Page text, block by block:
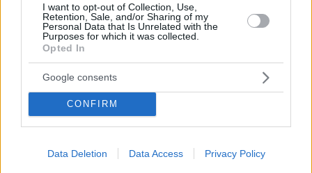
I want to opt-out of Collection, Use,
Retention, Sale, and/or Sharing of my
Personal Data that Is Unrelated with the
Purposes for which it was collected.
Opted In
Google consents
CONFIRM
Data Deletion Data Access Privacy Policy